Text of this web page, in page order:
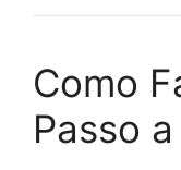
Como
Passo